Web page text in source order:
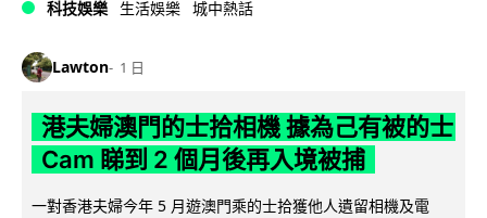
科技娛樂 生活娛樂 城中熱話
Lawton 1 日
港夫婦澳門的士拾相機 據為己有被的士
Cam 睇到 2 個月後再入境被捕
一對香港夫婦今年 5 月遊澳門乘的士拾獲他人遺留相機及電